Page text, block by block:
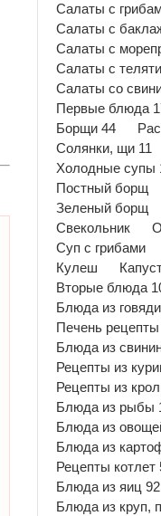
Салаты с
Салаты с
Салаты с
Салаты с
Салаты со
Первые блюда
Борщи 44
Солянки, щи 11
Холодные супы
Постный борщ
Зеленый борщ
Свекольник
Суп с грибами
Кулеш
Вторые блюда
Блюда из
Печень
Блюда из
Рецепты из
Рецепты из
Блюда из рыбы
Блюда из
Блюда из
Рецепты котлет
Блюда из яиц 92
Блюда из круп,